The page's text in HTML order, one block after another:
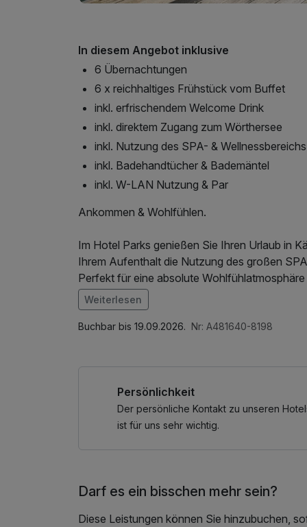
In diesem Angebot inklusive
6 Übernachtungen
6 x reichhaltiges Frühstück vom Buffet
inkl. erfrischendem Welcome Drink
inkl. direktem Zugang zum Wörthersee
inkl. Nutzung des SPA- & Wellnessbereichs
inkl. Badehandtücher & Bademäntel
inkl. W-LAN Nutzung & Par
Ankommen & Wohlfühlen.
Im Hotel Parks genießen Sie Ihren Urlaub in
Ihrem Aufenthalt die Nutzung des großen
Perfekt für eine absolute
Im Angebot enthalten
Saunabenutzung, Leihbademantel, Parkplatz,
Weiterlesen
Buchbar bis 19.09.2026. Nr: A481640-8198
Persönlichkeit
Der persönliche Kontakt zu unseren
ist für uns sehr wichtig.
Darf es ein bisschen mehr sein?
Diese Leistungen können Sie hinzubuchen,